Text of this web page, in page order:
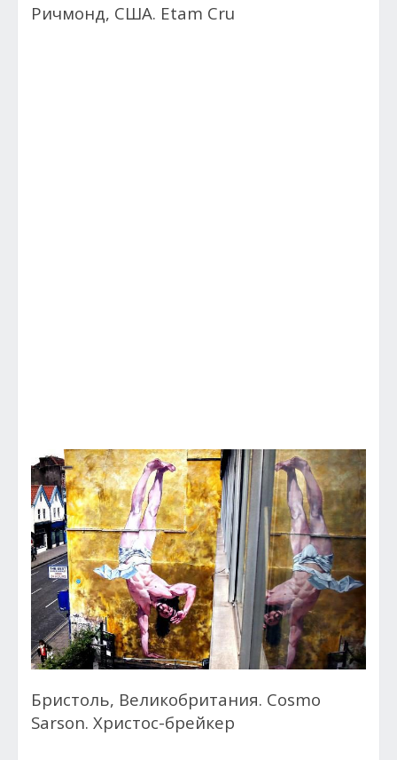
Ричмонд, США. Etam Cru
Бристоль, Великобритания. Cosmo
Sarson. Христос-брейкер